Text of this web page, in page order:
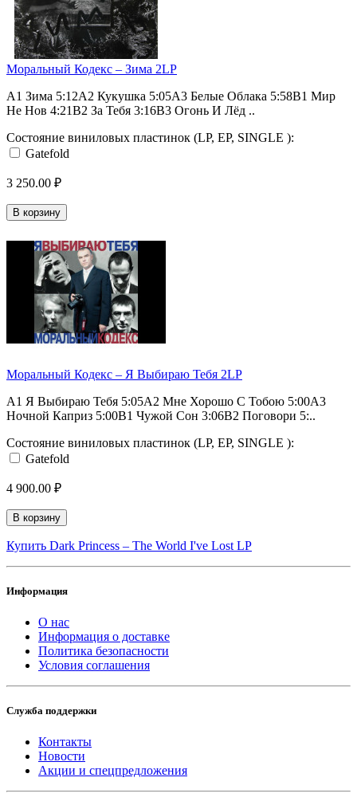
Моральный Кодекс ‎– Зима 2LP
A1 Зима 5:12A2 Кукушка 5:05A3 Белые Облака 5:58B1 Мир
Не Нов 4:21B2 За Тебя 3:16B3 Огонь И Лёд ..
Состояние виниловых пластинок (LP, EP, SINGLE ):
Gatefold
3 250.00 ₽
В корзину
Моральный Кодекс ‎– Я Выбираю Тебя 2LP
A1 Я Выбираю Тебя 5:05A2 Мне Хорошо С Тобою 5:00A3
Ночной Каприз 5:00B1 Чужой Сон 3:06B2 Поговори 5:..
Состояние виниловых пластинок (LP, EP, SINGLE ):
Gatefold
4 900.00 ₽
В корзину
Купить Dark Princess ‎– The World I've Lost LP
Информация
О нас
Информация о доставке
Политика безопасности
Условия соглашения
Служба поддержки
Контакты
Новости
Акции и спецпредложения